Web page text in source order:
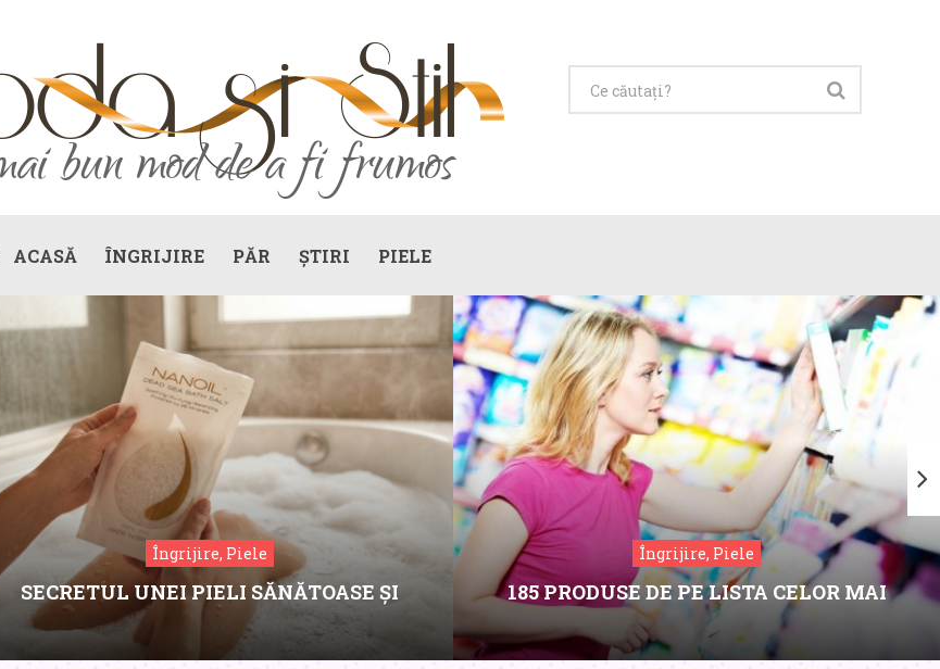
ACASĂ ÎNGRIJIRE PĂR ȘTIRI PIELE
Îngrijire, Piele
SECRETUL UNEI PIELI SĂNĂTOASE ȘI
CATIFELATE: SAREA DE BAIE NANOIL DE LA
MAREA MOARTĂ
Îngrijire, Piele
185 PRODUSE DE PE LISTA CELOR MAI
TOXICE COSMETICE!